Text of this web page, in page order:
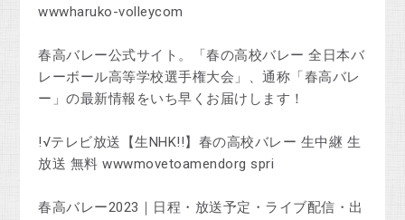
wwwharuko-volleycom
春高バレー公式サイト。「春の高校バレー 全日本バ
レーボール高等学校選手権大会」、通称「春高バレ
ー」の最新情報をいち早くお届けします！
!√テレビ放送【生NHK!!】春の高校バレー 生中継 生
放送 無料 wwwmovetoamendorg spri
春高バレー2023｜日程・放送予定・ライブ配信・出